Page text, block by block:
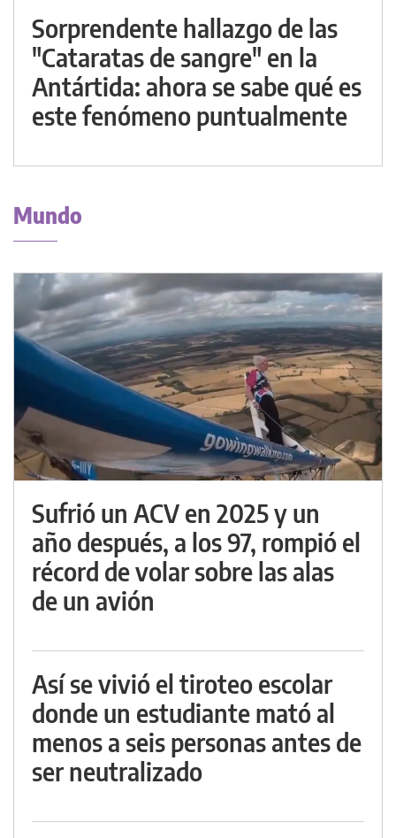
Sorprendente hallazgo de las
"Cataratas de sangre" en la
Antártida: ahora se sabe qué es
este fenómeno puntualmente
Mundo
Sufrió un ACV en 2025 y un
año después, a los 97, rompió el
récord de volar sobre las alas
de un avión
Así se vivió el tiroteo escolar
donde un estudiante mató al
menos a seis personas antes de
ser neutralizado